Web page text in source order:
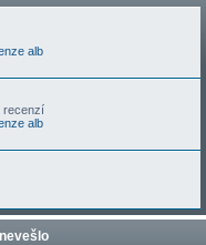
alb
recenzí
alb